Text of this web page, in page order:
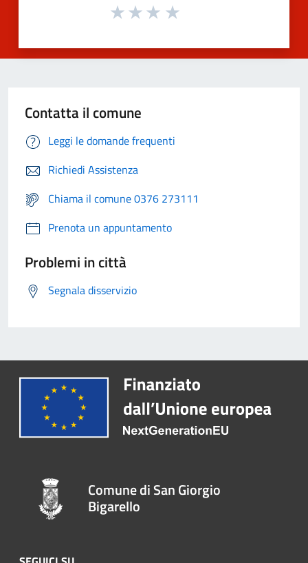
Contatta il comune
Leggi le domande frequenti
Richiedi Assistenza
Chiama il comune 0376 273111
Prenota un appuntamento
Problemi in città
Segnala disservizio
Comune di San Giorgio
Bigarello